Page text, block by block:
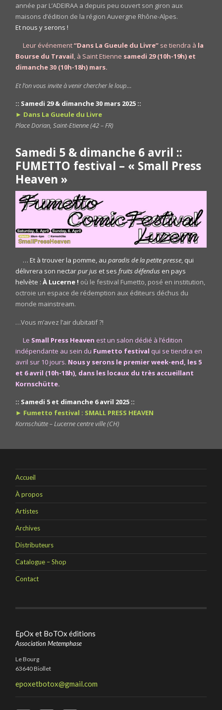
année par L’ADEIRAA a depuis peu ouvert son giron aux
maisons d’édition de la région Auvergne Rhône-Alpes.
Et nous y serons !
Leur événement“Dans La Gueule du Livre” se tiendra à la
Bourse du Travail, à Saint Etienne samedi 29 (10h-19h) et
dimanche 30 (10h-18h) mars.
Et l’on vous invite à venir chercher le loup…
:: Samedi 29 & dimanche 30 mars 2025 ::
► Dans La Gueule du Livre
Place Dorian, Saint-Etienne (42 – FR)
Samedi 5 & dimanche 6 avril ::
FUMETTO festival – « Small Press
Heaven »
… Et à trouver la pomme, auparadis de la petite presse, qui
délivrera son nectarpur jus et sesfruits défendus en pays
helvète :À Lucerne ! où le festival Fumetto, posé en institution,
octroie un espace de rédemption aux éditeurs déchus du
monde mainstream.
…Vous m’avez l’air dubitatif ?!
Le Small Press Heaven est un salon dédié à l’édition
indépendante au sein du Fumetto festival qui se tiendra en
avril sur 10 jours. Nous y serons le premier week-end, les 5
et 6 avril (10h-18h), dans les locaux du très accueillant
Kornschütte.
:: Samedi 5 et dimanche 6 avril 2025 ::
► Fumetto festival : SMALL PRESS HEAVEN
Kornschütte – Lucerne centre ville (CH)
Accueil
À propos
Artistes
Archives
Distributeurs
Catalogue – Shop
Contact
EpOx et BoTOx éditions
Association Metemphase
Le Bourg
63640 Biollet
epoxetbotox@gmail.com